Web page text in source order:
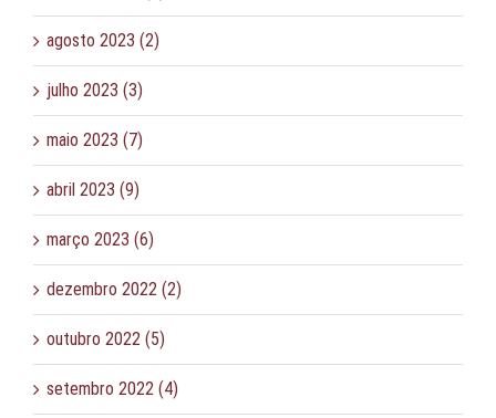
agosto 2023 (2)
julho 2023 (3)
maio 2023 (7)
abril 2023 (9)
março 2023 (6)
dezembro 2022 (2)
outubro 2022 (5)
setembro 2022 (4)